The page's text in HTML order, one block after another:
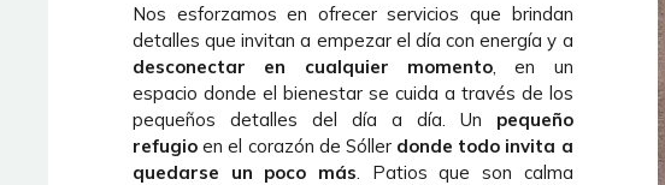
Nos esforzamos en ofrecer servicios que brindan
detalles que invitan a empezar el día con energía y a
desconectar en cualquier momento, en un
espacio donde el bienestar se cuida a través de los
pequeños detalles del día a día. Un pequeño
refugio en el corazón de Sóller donde todo invita a
quedarse un poco más. Patios que son calma